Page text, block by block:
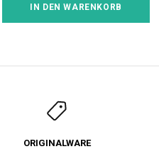
IN DEN WARENKORB
ORIGINALWARE